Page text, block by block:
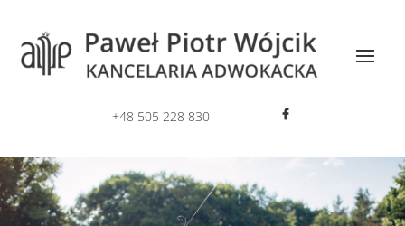
+48 505 228 830